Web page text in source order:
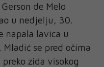
Gerson de Melo
u nedjelju, 30.
napala lavica u
se pred očima
zida visokog